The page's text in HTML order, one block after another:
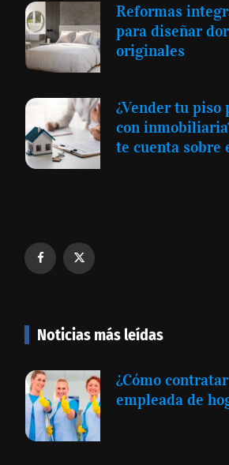
Reformas
para diseñar
originales
¿Vender tu piso
con
te cuenta sobre
Noticias más leídas
¿Cómo
empleada de